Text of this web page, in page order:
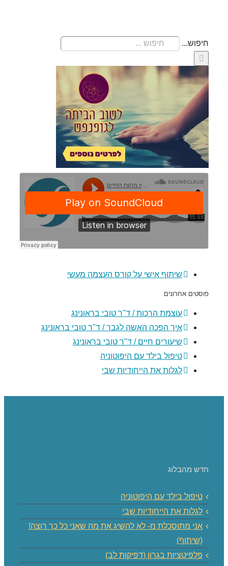
חיפוש...
שיתוף אישי על קורס העצמה מעשי
פוסטים אחרונים
עוצמת הרכות / ד"ר טובי בראונינג
איך הפכה האשה לגבר / ד"ר טובי בראונינג
שיעורים חיים / ד"ר טובי בראונינג
טיפול בילד עם היפוטוניה
לגלות את הייחודיות שבי
חדש מהבלוג
טיפול בילד עם היפוטוניה
לגלות את הייחודיות שבי
אני מתוסכלת מ- לא להשיג את מה שאני כל כך רוצה!
(שיתוף)
פלפיטציות בגרון (דפיקות לב)